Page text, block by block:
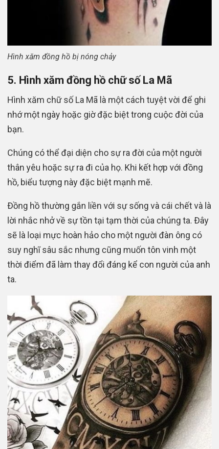
Hình xăm đồng hồ bị nóng chảy
5. Hình xăm đồng hồ chữ số La Mã
Hình xăm chữ số La Mã là một cách tuyệt vời để ghi
nhớ một ngày hoặc giờ đặc biệt trong cuộc đời của
bạn.
Chúng có thể đại diện cho sự ra đời của một người
thân yêu hoặc sự ra đi của họ. Khi kết hợp với đồng
hồ, biểu tượng này đặc biệt mạnh mẽ.
Đồng hồ thường gắn liền với sự sống và cái chết và là
lời nhắc nhở về sự tồn tại tạm thời của chúng ta. Đây
sẽ là loại mực hoàn hảo cho một người đàn ông có
suy nghĩ sâu sắc nhưng cũng muốn tôn vinh một
thời điểm đã làm thay đổi đáng kể con người của anh
ta.